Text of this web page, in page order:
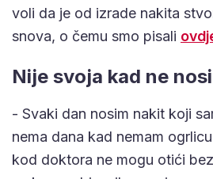
voli da je od izrade nakita
snova, o čemu smo pisali
Nije svoja kad ne
- Svaki dan nosim nakit koji
nema dana kad nemam
kod doktora ne mogu otići